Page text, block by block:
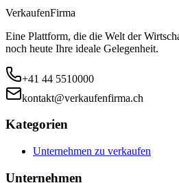
VerkaufenFirma
Eine Plattform, die die Welt der
noch heute Ihre ideale Gelegenheit.
+41 44 5510000
kontakt@verkaufenfirma.ch
Kategorien
Unternehmen zu verkaufen
Unternehmen